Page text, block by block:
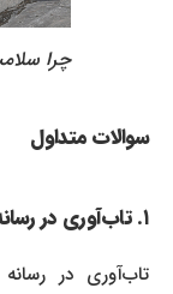
چرا
سوالات متداول
تاب‌آوری در رسانه